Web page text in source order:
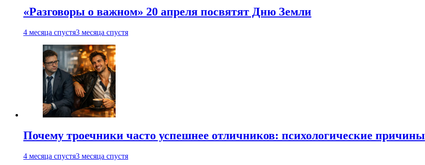
«Разговоры о важном» 20 апреля посвятят Дню Земли
4 месяца спустя3 месяца спустя
Почему троечники часто успешнее отличников: психологические причины
4 месяца спустя3 месяца спустя